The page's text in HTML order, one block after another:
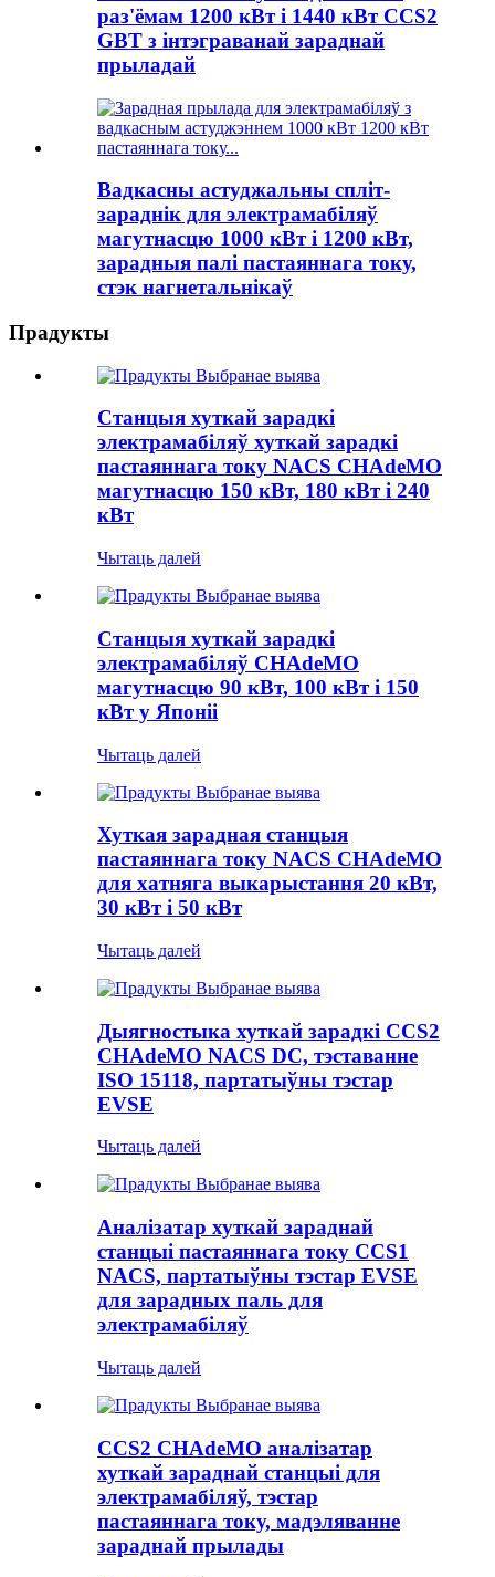
раз'ёмам 1200 кВт і 1440 кВт CCS2
GBT з інтэграванай зараднай
прыладай
Вадкасны астуджальны спліт-
зараднік для электрамабіляў
магутнасцю 1000 кВт і 1200 кВт,
зарадныя палі пастаяннага току,
стэк нагнетальнікаў
Прадукты
Станцыя хуткай зарадкі
электрамабіляў хуткай зарадкі
пастаяннага току NACS CHAdeMO
магутнасцю 150 кВт, 180 кВт і 240
кВт
Чытаць далей
Станцыя хуткай зарадкі
электрамабіляў CHAdeMO
магутнасцю 90 кВт, 100 кВт і 150
кВт у Японіі
Чытаць далей
Хуткая зарадная станцыя
пастаяннага току NACS CHAdeMO
для хатняга выкарыстання 20 кВт,
30 кВт і 50 кВт
Чытаць далей
Дыягностыка хуткай зарадкі CCS2
CHAdeMO NACS DC, тэставанне
ISO 15118, партатыўны тэстар
EVSE
Чытаць далей
Аналізатар хуткай зараднай
станцыі пастаяннага току CCS1
NACS, партатыўны тэстар EVSE
для зарадных паль для
электрамабіляў
Чытаць далей
CCS2 CHAdeMO аналізатар
хуткай зараднай станцыі для
электрамабіляў, тэстар
пастаяннага току, мадэляванне
зараднай прылады